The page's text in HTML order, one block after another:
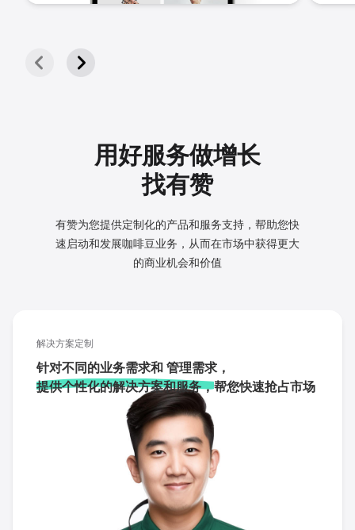
用好服务做增长
找有赞
有赞为您提供定制化的产品和服务支持，帮助您快
速启动和发展咖啡豆业务，从而在市场中获得更大
的商业机会和价值
解决方案定制
针对不同的业务需求和 管理需求，
提供个性化的解决方案和服务，帮您快速抢占市场